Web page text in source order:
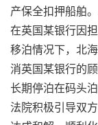
产保全扣押船舶
在英国某银行因
移泊情况下，北
消英国某银行的
长期停泊在码头
法院积极引导双